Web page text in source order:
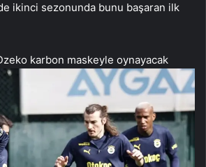
ikinci sezonunda bunu başaran ilk
karbon maskeyle oynayacak